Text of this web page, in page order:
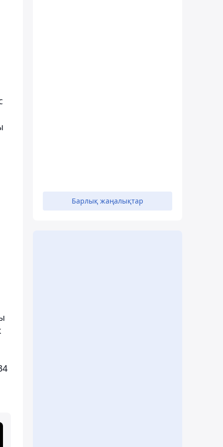
Барлық жаңалықтар